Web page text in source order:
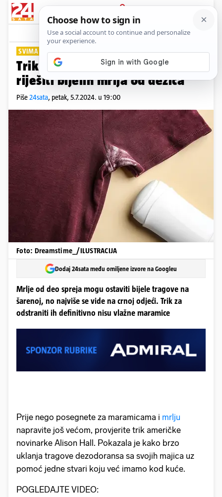
PRIJAVA
Lifestyle Komentari
SVIMA SE DEŠAVA
Trik s kojim ćete se u tren oka
riješiti bijelih mrlja od dezića
Piše24sata, petak, 5.7.2024. u 19:00
Foto: Dreamstime_/ILUSTRACIJA
Dodaj 24sata među omiljene izvore na Googleu
Mrlje od deo spreja mogu ostaviti bijele tragove na
šarenoj, no najviše se vide na crnoj odjeći. Trik za
odstraniti ih definitivno nisu vlažne maramice
Prije nego posegnete za maramicama i mrlju
napravite još većom, provjerite trik američke
novinarke Alison Hall. Pokazala je kako brzo
uklanja tragove dezodoransa sa svojih majica uz
pomoć jedne stvari koju već imamo kod kuće.
POGLEDAJTE VIDEO: